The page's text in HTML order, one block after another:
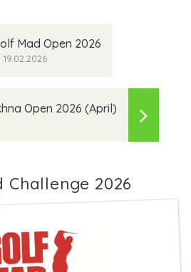
Mad Open 2026
19.02.2026
Open 2026 (April)
Challenge 2026